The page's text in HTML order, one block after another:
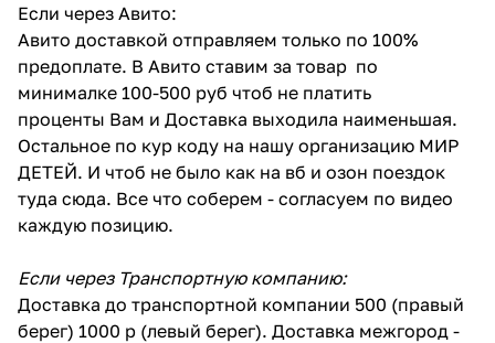
Если через Авито:
Авито доставкой отправляем только по 100%
предоплате. В Авито ставим за товар по
минималке 100-500 руб чтоб не платить
проценты Вам и Доставка выходила наименьшая.
Остальное по кур коду на нашу организацию МИР
ДЕТЕЙ. И чтоб не было как на вб и озон поездок
туда сюда. Все что соберем - согласуем по видео
каждую позицию.
Если через Транспортную компанию:
Доставка до транспортной компании 500 (правый
берег) 1000 р (левый берег). Доставка межгород -